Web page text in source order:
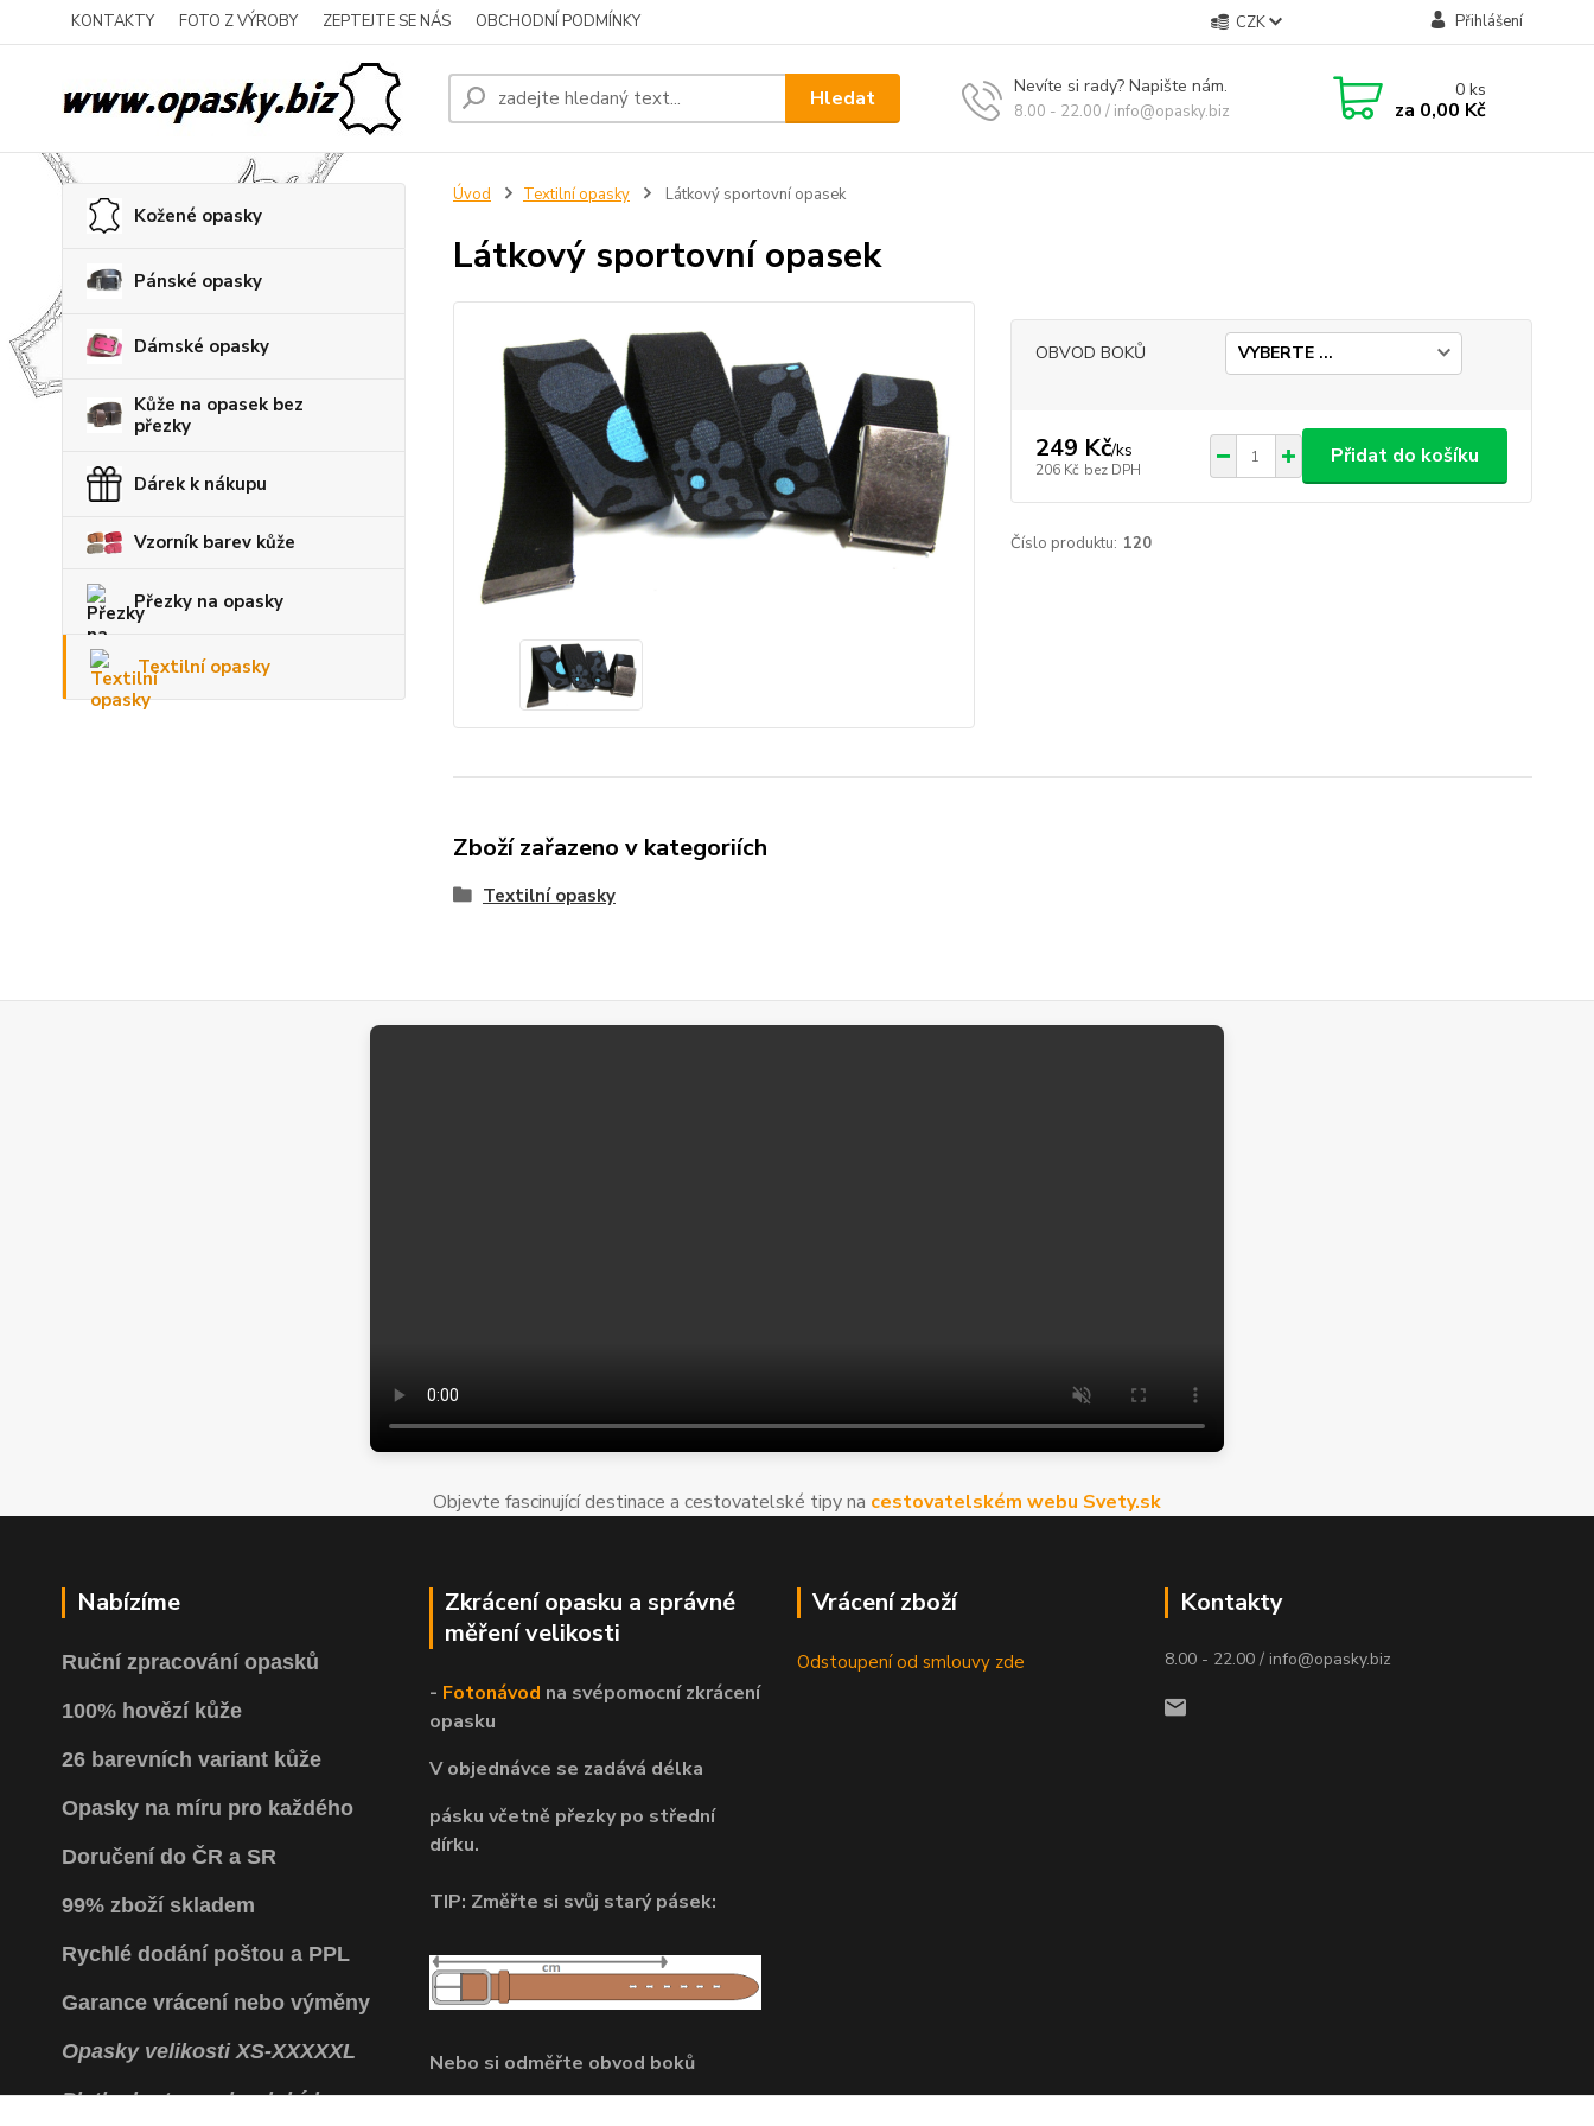
KONTAKTY FOTO Z VÝROBY ZEPTEJTE SE NÁS OBCHODNÍ PODMÍNKY CZK Přihlášení
Hledat Nevíte si rady? Napište nám.
8.00 - 22.00 / info@opasky.biz
0ks
za 0,00 Kč
Kožené opasky
Pánské opasky
Dámské opasky
Kůže na opasek bez
přezky
Dárek k nákupu
Vzorník barev kůže
Přezky na opasky
Textilní opasky
Úvod Textilní opasky Látkový sportovní opasek
Látkový sportovní opasek
OBVOD BOKŮ
249 Kč/ks
206 Kč bez DPH
Přidat do košíku
Číslo produktu: 120
Zboží zařazeno v kategoriích
Textilní opasky
Objevte fascinující destinace a cestovatelské tipy na cestovatelském webu Svety.sk
Nabízíme
Ruční zpracování opasků
100% hovězí kůže
26 barevních variant kůže
Opasky na míru pro každého
Doručení do ČR a SR
99% zboží skladem
Rychlé dodání poštou a PPL
Garance vrácení nebo výměny
OpaskyvelikostiXS-XXXXXL
Platba kartou nebo dobírkou
Zkrácení opasku a správné
měření velikosti
- Fotonávod na svépomocnízkrácení
opasku
V objednávce se zadává délka
pásku včetně přezky po střední
dírku.
TIP: Změřte si svůj starý pásek:
Nebo si odměřte obvod boků
Vrácení zboží
Odstoupení od smlouvy zde
Kontakty
8.00 - 22.00 / info@opasky.biz